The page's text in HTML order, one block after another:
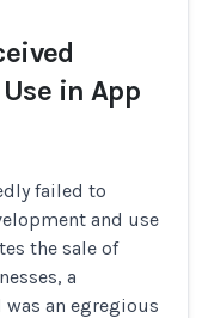
in App
failed to
and use
the sale of
a
an egregious